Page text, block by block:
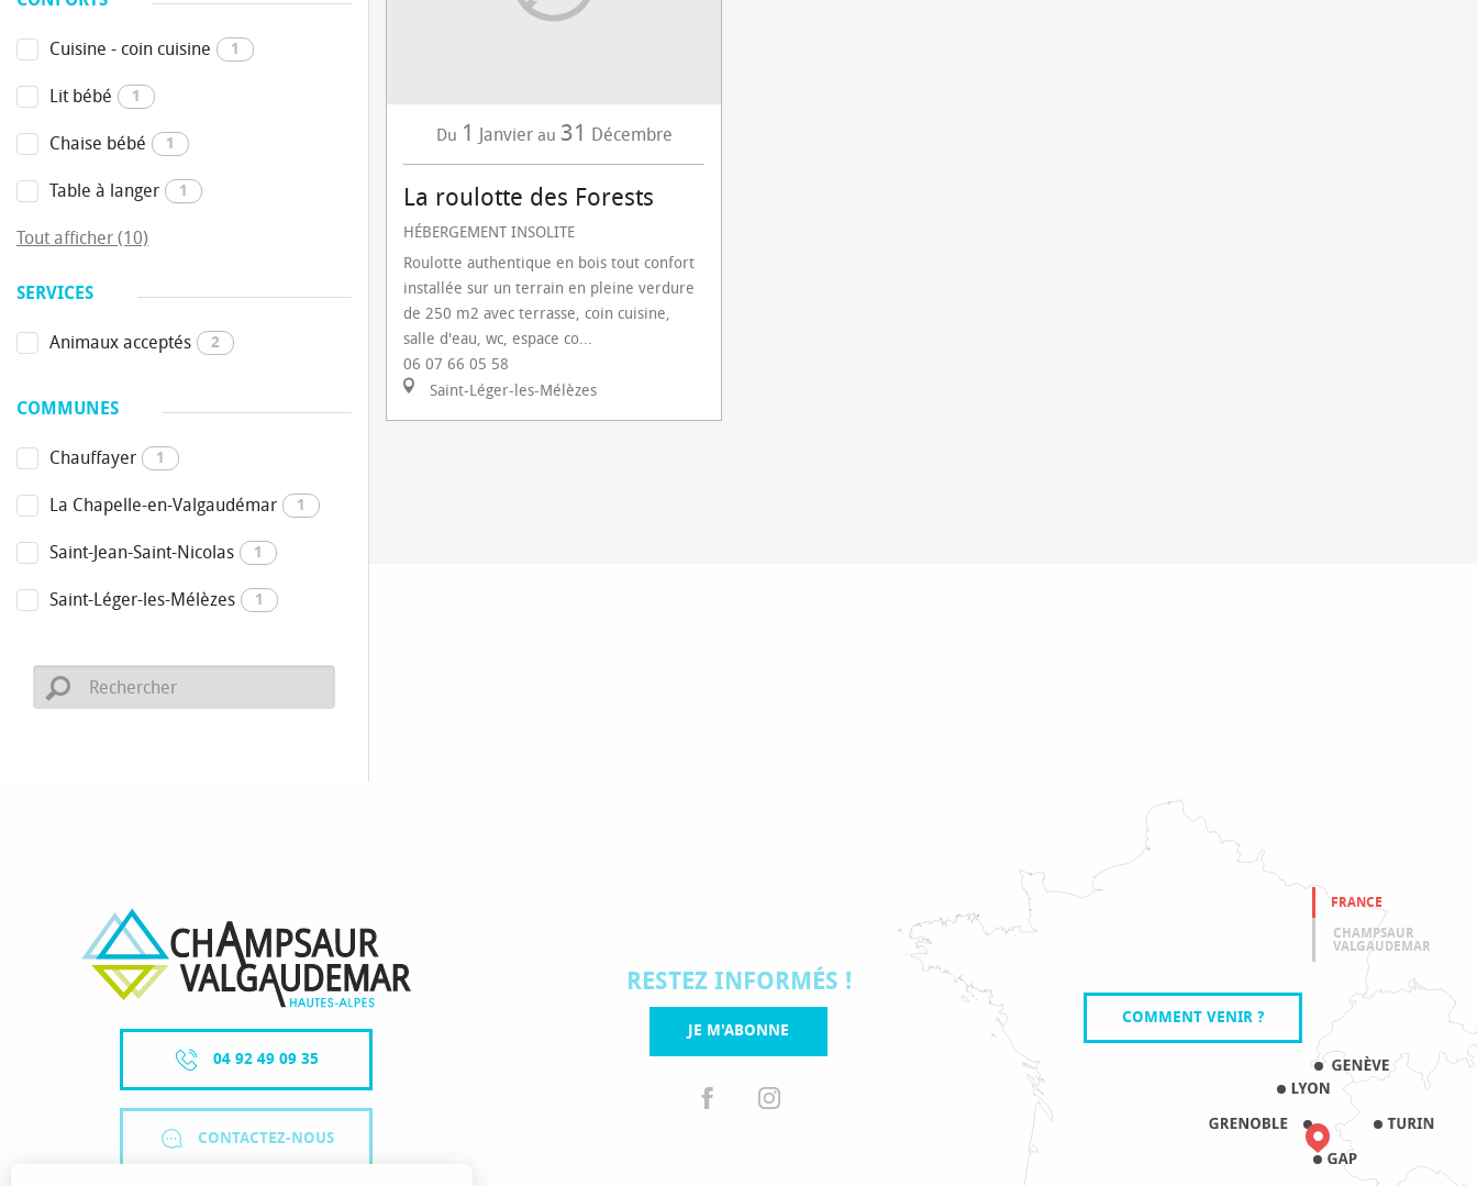
Cuisine - coin cuisine 1
Lit bébé 1
Chaise bébé 1
Table à langer 1
Tout afficher (10)
SERVICES
Animaux acceptés 2
COMMUNES
Chauffayer 1
La Chapelle-en-Valgaudémar 1
Saint-Jean-Saint-Nicolas 1
Saint-Léger-les-Mélèzes 1
Du 1 Janvier au 31 Décembre
La roulotte des Forests
HÉBERGEMENT INSOLITE
Roulotte authentique en bois tout confort
installée sur un terrain en pleine verdure
de 250 m2 avec terrasse, coin cuisine,
salle d'eau, wc, espace co...
06 07 66 05 58
Saint-Léger-les-Mélèzes
04 92 49 09 35
CONTACTEZ-NOUS
RESTEZ INFORMÉS !
JE M'ABONNE
FRANCE
CHAMPSAUR
VALGAUDEMAR
COMMENT VENIR ?